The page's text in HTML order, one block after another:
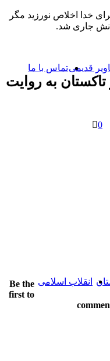
خدا اخلاص نورزید مگر
جاری شد.
قدیمیتماس با ما
تاکستان به روایت
0
انقلاب اسلامی Be the
first to